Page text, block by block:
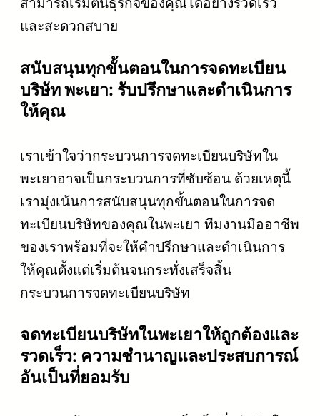
และสะดวกสบาย
สนับสนุนทุกขั้นตอนในการจดทะเบียน
บริษัท พะเยา: รับปรึกษาและดำเนินการ
ให้คุณ
เราเข้าใจว่ากระบวนการจดทะเบียนบริษัทใน
พะเยาอาจเป็นกระบวนการที่ซับซ้อน ด้วยเหตุนี้
เรามุ่งเน้นการสนับสนุนทุกขั้นตอนในการจด
ทะเบียนบริษัทของคุณในพะเยา ทีมงานมืออาชีพ
ของเราพร้อมที่จะให้คำปรึกษาและดำเนินการ
ให้คุณตั้งแต่เริ่มต้นจนกระทั่งเสร็จสิ้น
กระบวนการจดทะเบียนบริษัท
จดทะเบียนบริษัทในพะเยาให้ถูกต้องและ
รวดเร็ว: ความชำนาญและประสบการณ์
อันเป็นที่ยอมรับ